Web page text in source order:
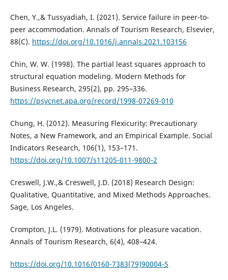
Chen, Y.,& Tussyadiah, I. (2021). Service failure in peer-to-
peer accommodation. Annals of Tourism Research, Elsevier,
88(C). https://doi.org/10.1016/j.annals.2021.103156
Chin, W. W. (1998). The partial least squares approach to
structural equation modeling. Modern Methods for
Business Research, 295(2), pp. 295–336.
https://psycnet.apa.org/record/1998-07269-010
Chung, H. (2012). Measuring Flexicurity: Precautionary
Notes, a New Framework, and an Empirical Example. Social
Indicators Research, 106(1), 153–171.
https://doi.org/10.1007/s11205-011-9800-2
Creswell, J.W.,& Creswell, J.D. (2018) Research Design:
Qualitative, Quantitative, and Mixed Methods Approaches.
Sage, Los Angeles.
Crompton, J.L. (1979). Motivations for pleasure vacation.
Annals of Tourism Research, 6(4), 408–424.
https://doi.org/10.1016/0160-7383(79)90004-5